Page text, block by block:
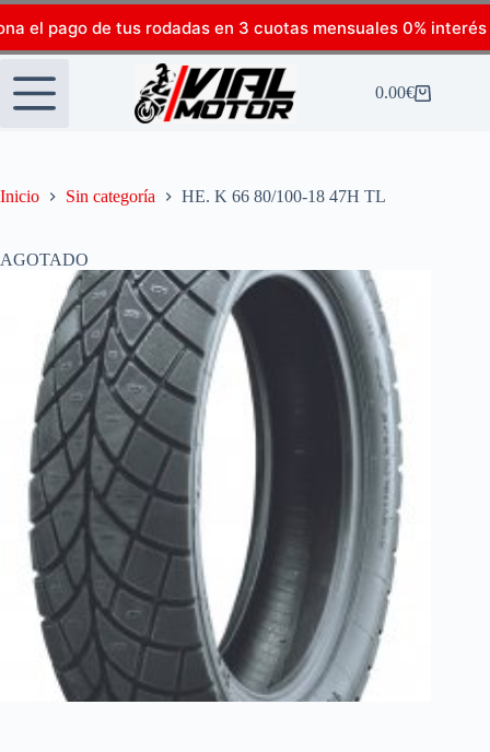
el pago de tus rodadas en 3 cuotas mensuales 0% interés
0.00€
Inicio Sin categoría HE. K 66 80/100-18 47H TL
AGOTADO